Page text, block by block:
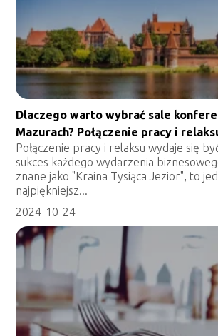
Dlaczego warto wybrać sale
Mazurach? Połączenie pracy i
Połączenie pracy i relaksu wydaje się
sukces każdego wydarzenia
znane jako "Kraina Tysiąca Jezior", to
najpiękniejsz...
2024-10-24